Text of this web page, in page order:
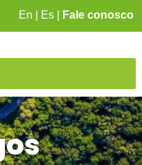
En Es Fale conosco